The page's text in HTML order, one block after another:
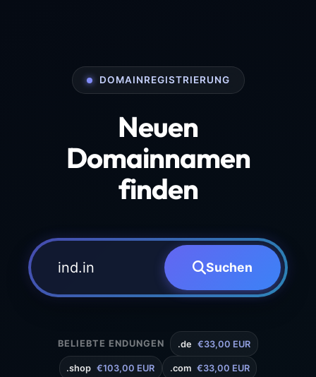
DOMAINREGISTRIERUNG
Neuen
Domainnamen
finden
Suchen
BELIEBTE ENDUNGEN .de €33,00 EUR
.shop €103,00 EUR .com €33,00 EUR